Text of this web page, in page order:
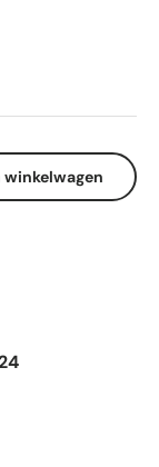
winkelwagen